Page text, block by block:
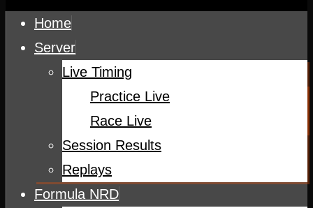
Skip
content
Home
Server
Live Timing
Practice Live
Race Live
Session Results
Replays
Formula NRD